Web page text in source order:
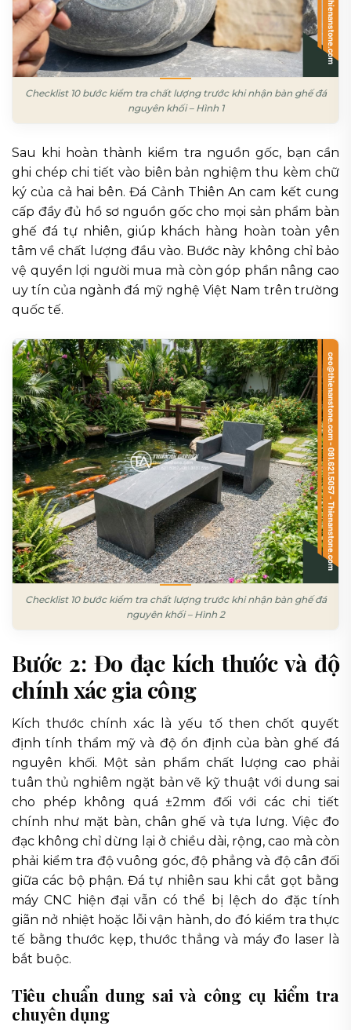
Checklist 10 bước kiểm tra chất lượng trước khi nhận bàn ghế đá
nguyên khối – Hình 1
Sau khi hoàn thành kiểm tra nguồn gốc, bạn cần
ghi chép chi tiết vào biên bản nghiệm thu kèm chữ
ký của cả hai bên. Đá Cảnh Thiên An cam kết cung
cấp đầy đủ hồ sơ nguồn gốc cho mọi sản phẩm bàn
ghế đá tự nhiên, giúp khách hàng hoàn toàn yên
tâm về chất lượng đầu vào. Bước này không chỉ bảo
vệ quyền lợi người mua mà còn góp phần nâng cao
uy tín của ngành đá mỹ nghệ Việt Nam trên trường
quốc tế.
Checklist 10 bước kiểm tra chất lượng trước khi nhận bàn ghế đá
nguyên khối – Hình 2
Bước 2: Đo đạc kích thước và độ
chính xác gia công
Kích thước chính xác là yếu tố then chốt quyết
định tính thẩm mỹ và độ ổn định của bàn ghế đá
nguyên khối. Một sản phẩm chất lượng cao phải
tuân thủ nghiêm ngặt bản vẽ kỹ thuật với dung sai
cho phép không quá ±2mm đối với các chi tiết
chính như mặt bàn, chân ghế và tựa lưng. Việc đo
đạc không chỉ dừng lại ở chiều dài, rộng, cao mà còn
phải kiểm tra độ vuông góc, độ phẳng và độ cân đối
giữa các bộ phận. Đá tự nhiên sau khi cắt gọt bằng
máy CNC hiện đại vẫn có thể bị lệch do đặc tính
giãn nở nhiệt hoặc lỗi vận hành, do đó kiểm tra thực
tế bằng thước kẹp, thước thẳng và máy đo laser là
bắt buộc.
Tiêu chuẩn dung sai và công cụ kiểm tra
chuyên dụng